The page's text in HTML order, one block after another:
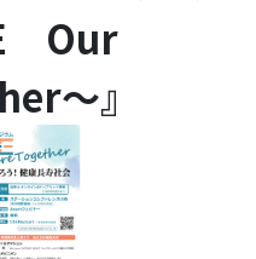
Our
～』